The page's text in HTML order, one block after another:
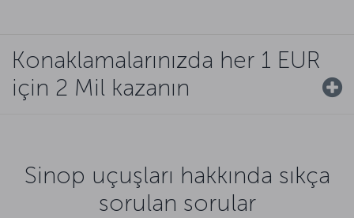
Konaklamalarınızda her 1 EUR
için 2 Mil kazanın
Sinop uçuşları hakkında sıkça
sorulan sorular